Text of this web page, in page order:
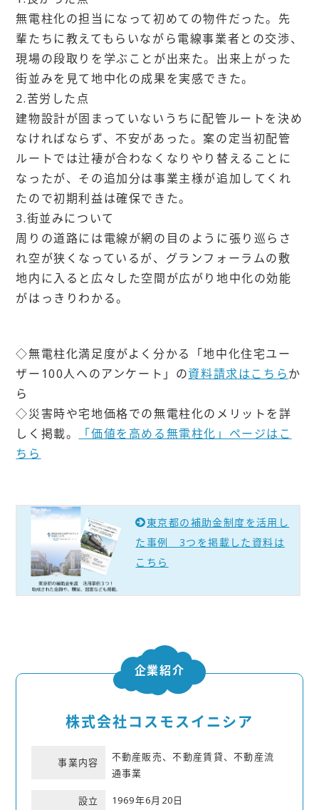
無電柱化の担当になって初めての物件だった。先
輩たちに教えてもらいながら電線事業者との交渉、
現場の段取りを学ぶことが出来た。出来上がった
街並みを見て地中化の成果を実感できた。
2.苦労した点
建物設計が固まっていないうちに配管ルートを決め
なければならず、不安があった。案の定当初配管
ルートでは辻褄が合わなくなりやり替えることに
なったが、その追加分は事業主様が追加してくれ
たので初期利益は確保できた。
3.街並みについて
周りの道路には電線が網の目のように張り巡らさ
れ空が狭くなっているが、グランフォーラムの敷
地内に入ると広々した空間が広がり地中化の効能
がはっきりわかる。
◇無電柱化満足度がよく分かる「地中化住宅ユー
ザー100人へのアンケート」の資料請求はこちらか
ら
◇災害時や宅地価格での無電柱化のメリットを詳
しく掲載。
「価値を高める無電柱化」ページはこ
ちら
東京都の補助金制度を活用し
た事例 3つを掲載した資料は
こちら
企業紹介
株式会社コスモスイニシア
事業内容
不動産販売、不動産賃貸、不動産流
通事業
設立 1969年6月20日